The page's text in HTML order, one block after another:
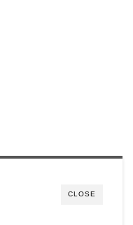
CLOSE